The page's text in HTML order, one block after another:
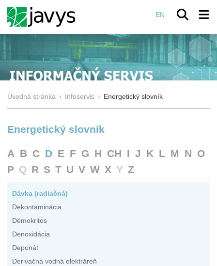
EN
Úvodná stránka › Infoservis › Energetický slovník
Energetický slovník
A B C D E F G H CH I J K L M N O
P Q R S T U V W X Y Z
Dávka (radiačná)
Dekontaminácia
Démokritos
Denoxidácia
Deponát
Derivačná vodná elektráreň